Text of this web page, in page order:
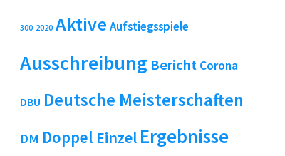
300 2020 Aktive Aufstiegsspiele
Ausschreibung Bericht Corona
DBU Deutsche Meisterschaften
DM Doppel Einzel Ergebnisse